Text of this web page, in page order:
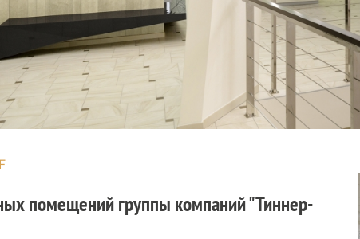
помещений группы компаний "Тиннер-